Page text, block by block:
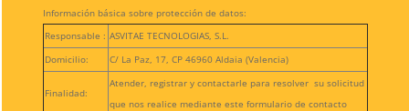
Información básica sobre protección de datos:
Responsable : ASVITAE TECNOLOGIAS, S.L.
Domicilio:
C/ La Paz, 17, CP 46960 Aldaia (Valencia)
Finalidad:
Atender, registrar y contactarle para resolver su solicitud
que nos realice mediante este formulario de contacto